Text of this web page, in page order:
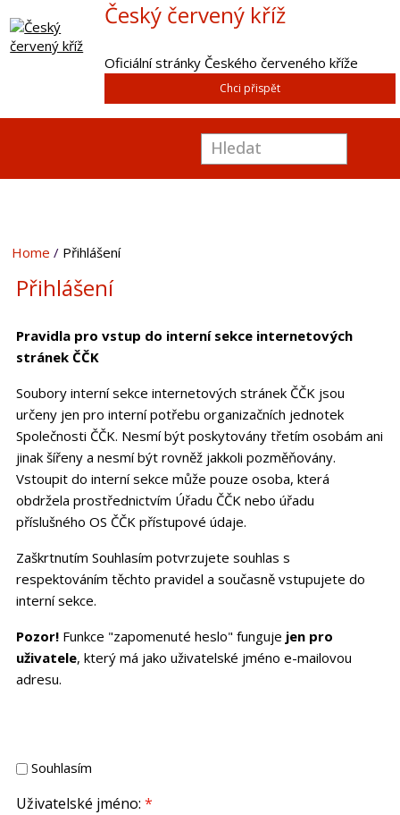
Český červený kříž
Oficiální stránky Českého červeného kříže
Chci přispět
Home Přihlášení
Přihlášení
Pravidla pro vstup do interní sekce internetových
stránek ČČK
Soubory interní sekce internetových stránek ČČK jsou
určeny jen pro interní potřebu organizačních jednotek
Společnosti ČČK. Nesmí být poskytovány třetím osobám ani
jinak šířeny a nesmí být rovněž jakkoli pozměňovány.
Vstoupit do interní sekce může pouze osoba, která
obdržela prostřednictvím Úřadu ČČK nebo úřadu
příslušného OS ČČK přístupové údaje.
Zaškrtnutím Souhlasím potvrzujete souhlas s
respektováním těchto pravidel a současně vstupujete do
interní sekce.
Pozor!Funkce "zapomenuté heslo" funguje jen pro
uživatele, který má jako uživatelské jméno e-mailovou
adresu.
Souhlasím
Uživatelské jméno: *